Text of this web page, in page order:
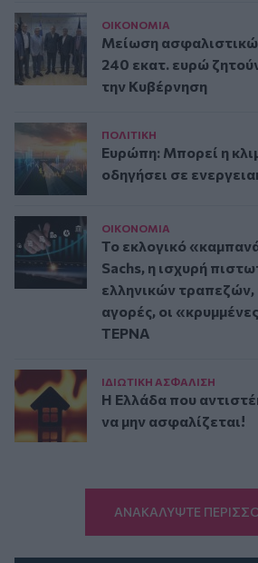
ΟΙΚΟΝΟΜΙΑ
Μείωση
240 εκατ. ευρώ
την Κυβέρνηση
ΠΟΛΙΤΙΚΗ
Ευρώπη: Μπορεί η
οδηγήσει σε
ΟΙΚΟΝΟΜΙΑ
Το εκλογικό
Sachs, η ισχυρή
ελληνικών τραπεζών,
αγορές, οι
ΤΕΡΝΑ
ΙΔΙΩΤΙΚΗ ΑΣΦAΛΙΣΗ
Η Ελλάδα που
να μην ασφαλίζεται!
ΑΝΑΚΑΛΥΨΤΕ